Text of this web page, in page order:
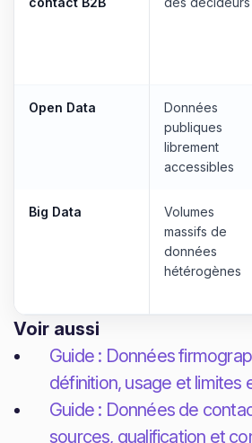
Open Data
Données
publiques
librement
accessibles
Big Data
Volumes
massifs de
données
hétérogènes
Voir aussi
Guide : Données
définition, usage et limites
Guide : Données de
sources, qualification et